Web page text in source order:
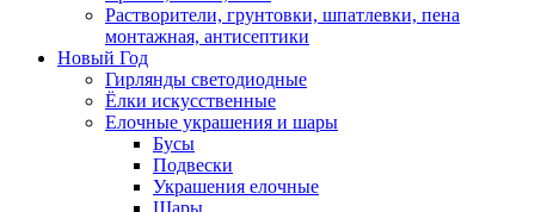
Растворители, грунтовки, шпатлевки, пена
монтажная, антисептики
Новый Год
Гирлянды светодиодные
Ёлки искусственные
Елочные украшения и шары
Бусы
Подвески
Украшения елочные